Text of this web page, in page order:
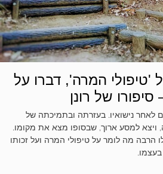
'טיפולי המרה', דברו על
של רונן
לאחר נישואיו. בעזרתה ובתמיכתה של
ויצא למסע ארוך, שבסופו מצא את מקומו.
הרבה מה לומר על טיפולי המרה ועל זכותו